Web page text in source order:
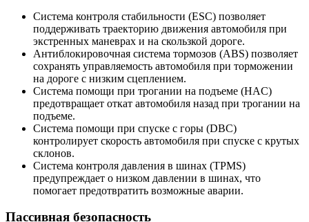
Система контроля стабильности (ESC) позволяет
поддерживать траекторию движения автомобиля при
экстренных маневрах и на скользкой дороге.
Антиблокировочная система тормозов (ABS) позволяет
сохранять управляемость автомобиля при торможении
на дороге с низким сцеплением.
Система помощи при трогании на подъеме (HAC)
предотвращает откат автомобиля назад при трогании на
подъеме.
Система помощи при спуске с горы (DBC)
контролирует скорость автомобиля при спуске с крутых
склонов.
Система контроля давления в шинах (TPMS)
предупреждает о низком давлении в шинах, что
помогает предотвратить возможные аварии.
Пассивная безопасность